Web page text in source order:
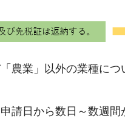
農業」以外の業種に
請日から数日～数週